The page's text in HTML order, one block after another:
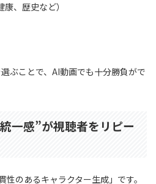
、歴史など）
ぶことで、AI動画でも十分勝負がで
一感”が視聴者をリピー
のあるキャラクター生成」です。